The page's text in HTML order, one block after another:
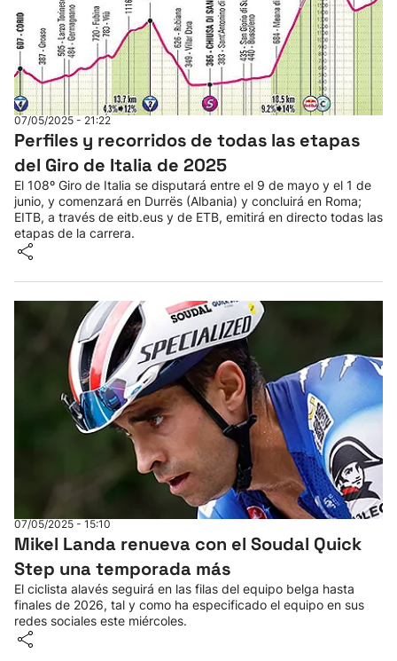
07/05/2025 - 21:22
Perfiles y recorridos de todas las etapas
del Giro de Italia de 2025
El 108º Giro de Italia se disputará entre el 9 de mayo y el 1 de
junio, y comenzará en Durrës (Albania) y concluirá en Roma;
EITB, a través de eitb.eus y de ETB, emitirá en directo todas las
etapas de la carrera.
07/05/2025 - 15:10
Mikel Landa renueva con el Soudal Quick
Step una temporada más
El ciclista alavés seguirá en las filas del equipo belga hasta
finales de 2026, tal y como ha especificado el equipo en sus
redes sociales este miércoles.